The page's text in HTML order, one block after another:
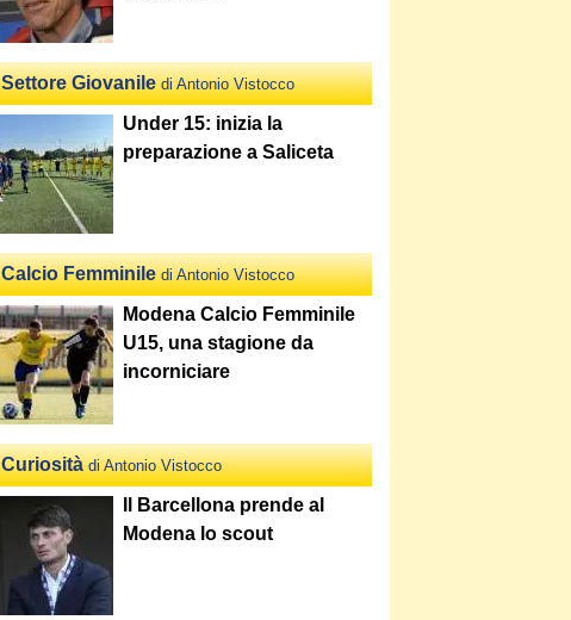
Settore Giovanile di Antonio Vistocco
Under 15: inizia la
preparazione a Saliceta
Calcio Femminile di Antonio Vistocco
Modena Calcio Femminile
U15, una stagione da
incorniciare
Curiosità di Antonio Vistocco
Il Barcellona prende al
Modena lo scout